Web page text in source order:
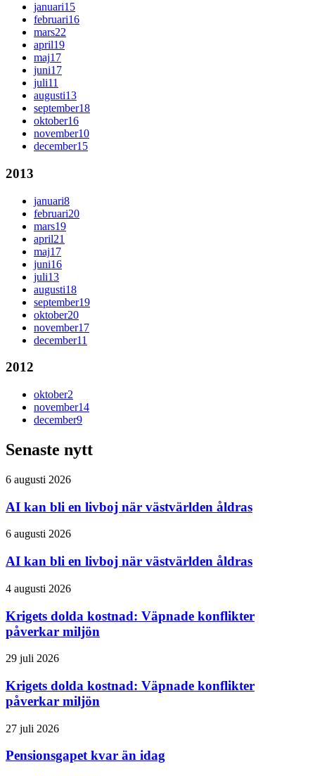
januari15
februari16
mars22
april19
maj17
juni17
juli11
augusti13
september18
oktober16
november10
december15
2013
januari8
februari20
mars19
april21
maj17
juni16
juli13
augusti18
september19
oktober20
november17
december11
2012
oktober2
november14
december9
Senaste nytt
6 augusti 2026
AI kan bli en livboj när västvärlden åldras
6 augusti 2026
AI kan bli en livboj när västvärlden åldras
4 augusti 2026
Krigets dolda kostnad: Väpnade konflikter
påverkar miljön
29 juli 2026
Krigets dolda kostnad: Väpnade konflikter
påverkar miljön
27 juli 2026
Pensionsgapet kvar än idag